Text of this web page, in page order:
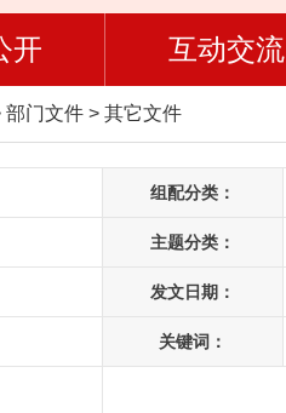
开 互动交流
部门文件 > 其它文件
组配分类：
主题分类：
发文日期：
关键词：